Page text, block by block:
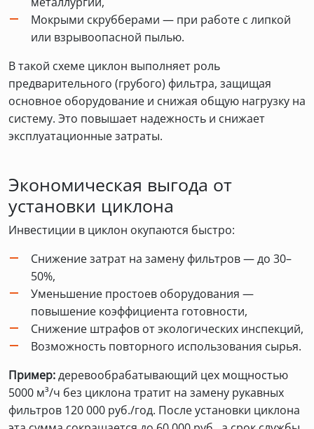
Мокрыми скрубберами — при работе с липкой
или взрывоопасной пылью.
В такой схеме циклон выполняет роль
предварительного (грубого) фильтра, защищая
основное оборудование и снижая общую нагрузку на
систему. Это повышает надежность и снижает
эксплуатационные затраты.
Экономическая выгода от
установки циклона
Инвестиции в циклон окупаются быстро:
Снижение затрат на замену фильтров — до 30–
50%,
Уменьшение простоев оборудования —
повышение коэффициента готовности,
Снижение штрафов от экологических инспекций,
Возможность повторного использования сырья.
Пример:деревообрабатывающий цех мощностью
5000 м³/ч без циклона тратит на замену рукавных
фильтров 120 000 руб./год. После установки циклона